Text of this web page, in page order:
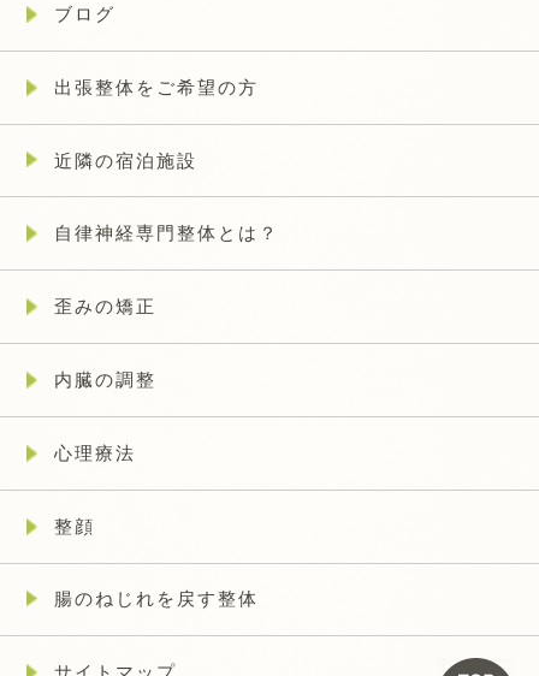
ブログ
出張整体をご希望の方
近隣の宿泊施設
自律神経専門整体とは？
歪みの矯正
内臓の調整
心理療法
整顔
腸のねじれを戻す整体